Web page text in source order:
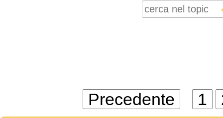
Precedente 1